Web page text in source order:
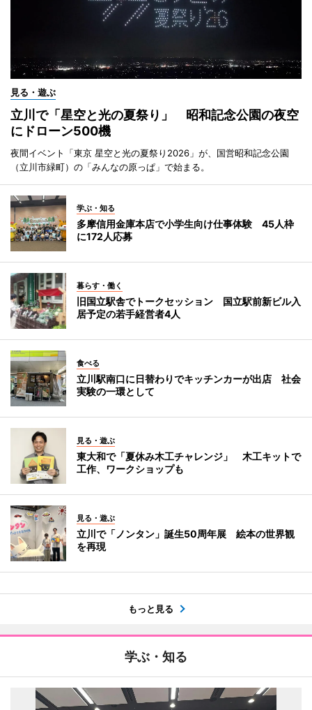
見る・遊ぶ
立川で「星空と光の夏祭り」 昭和記念公園の夜空
にドローン500機
夜間イベント「東京 星空と光の夏祭り2026」が、国営昭和記念公園
（立川市緑町）の「みんなの原っぱ」で始まる。
学ぶ・知る
多摩信用金庫本店で小学生向け仕事体験 45人枠
に172人応募
暮らす・働く
旧国立駅舎でトークセッション 国立駅前新ビル入
居予定の若手経営者4人
食べる
立川駅南口に日替わりでキッチンカーが出店 社会
実験の一環として
見る・遊ぶ
東大和で「夏休み木工チャレンジ」 木工キットで
工作、ワークショップも
見る・遊ぶ
立川で「ノンタン」誕生50周年展 絵本の世界観
を再現
もっと見る
学ぶ・知る